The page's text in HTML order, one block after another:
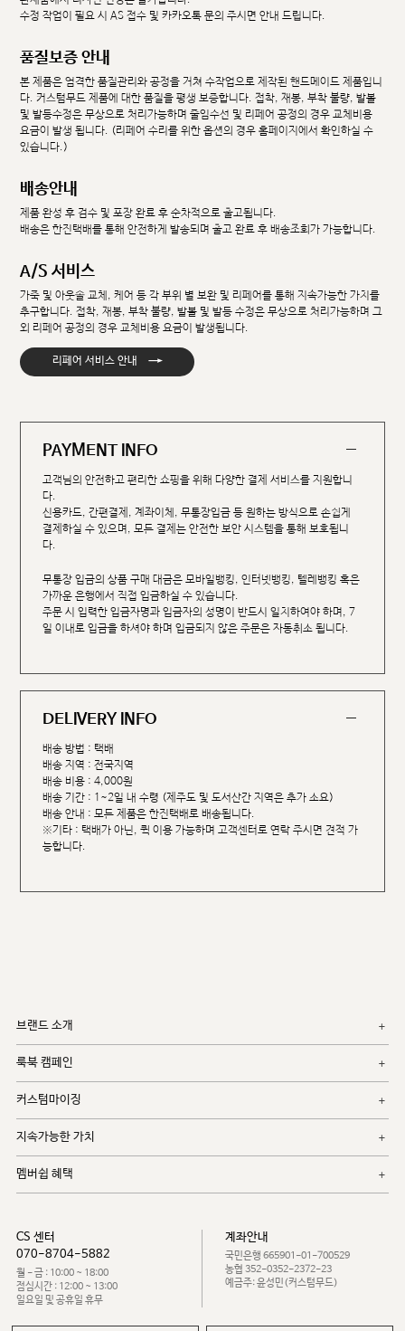
수정 작업이 필요 시 AS 접수 및 카카오톡 문의 주시면 안내 드립니다.
품질보증 안내
본 제품은 엄격한 품질관리와 공정을 거쳐 수작업으로 제작된 핸드메이드 제품입니
다. 커스텀무드 제품에 대한 품질을 평생 보증합니다. 접착, 재봉, 부착 불량, 발볼
및 발등수정은 무상으로 처리가능하며 줄임수선 및 리페어 공정의 경우 교체비용
요금이 발생 됩니다. (리페어 수리를 위한 옵션의 경우 홈페이지에서 확인하실 수
있습니다.)
배송안내
제품 완성 후 검수 및 포장 완료 후 순차적으로 출고됩니다.
배송은 한진택배를 통해 안전하게 발송되며 출고 완료 후 배송조회가 가능합니다.
A/S 서비스
가죽 및 아웃솔 교체, 케어 등 각 부위 별 보완 및 리페어를 통해 지속가능한 가치를
추구합니다. 접착, 재봉, 부착 불량, 발볼 및 발등 수정은 무상으로 처리가능하며 그
외 리페어 공정의 경우 교체비용 요금이 발생됩니다.
리페어 서비스 안내 →
PAYMENT INFO
고객님의 안전하고 편리한 쇼핑을 위해 다양한 결제 서비스를 지원합니
다.
신용카드, 간편결제, 계좌이체, 무통장입금 등 원하는 방식으로 손쉽게
결제하실 수 있으며, 모든 결제는 안전한 보안 시스템을 통해 보호됩니
다.
무통장 입금의 상품 구매 대금은 모바일뱅킹, 인터넷뱅킹, 텔레뱅킹 혹은
가까운 은행에서 직접 입금하실 수 있습니다.
주문 시 입력한 입금자명과 입금자의 성명이 반드시 일치하여야 하며, 7
일 이내로 입금을 하셔야 하며 입금되지 않은 주문은 자동취소 됩니다.
DELIVERY INFO
배송 방법 : 택배
배송 지역 : 전국지역
배송 비용 : 4,000원
배송 기간 : 1~2일 내 수령 (제주도 및 도서산간 지역은 추가 소요)
배송 안내 : 모든 제품은 한진택배로 배송됩니다.
※기타 : 택배가 아닌, 퀵 이용 가능하며 고객센터로 연락 주시면 견적 가
능합니다.
브랜드 소개
룩북 캠페인
커스텀마이징
지속가능한 가치
멤버쉽 혜택
CS 센터
070-8704-5882
월 - 금 : 10:00 ~ 18:00
점심시간 : 12:00 ~ 13:00
일요일 및 공휴일 휴무
계좌안내
국민은행 665901-01-700529
농협 352-0352-2372-23
예금주: 윤성민(커스텀무드)